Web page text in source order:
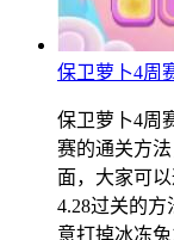
保卫萝卜4周
保卫萝卜4周
赛的通关方
面，大家可
4.28过关的
意打掉冰冻